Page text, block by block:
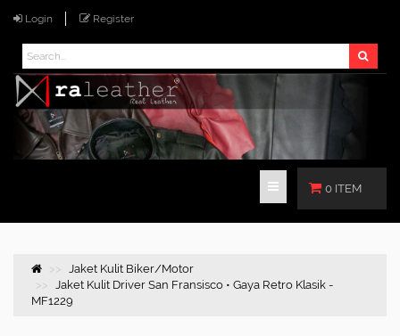
Login Register
0 ITEM
Jaket Kulit Biker/Motor
Jaket Kulit Driver San Fransisco • Gaya Retro Klasik -
MF1229